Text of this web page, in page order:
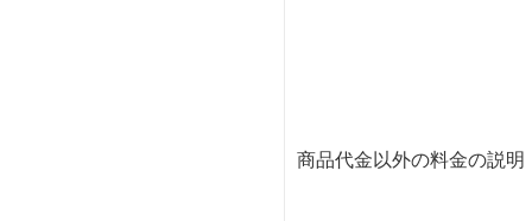
商品代金以外の料金の説明